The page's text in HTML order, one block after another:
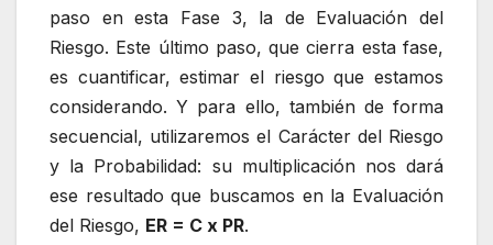
paso en esta Fase 3, la de Evaluación del
Riesgo. Este último paso, que cierra esta fase,
es cuantificar, estimar el riesgo que estamos
considerando. Y para ello, también de forma
secuencial, utilizaremos el Carácter del Riesgo
y la Probabilidad: su multiplicación nos dará
ese resultado que buscamos en la Evaluación
del Riesgo, ER = C x PR.